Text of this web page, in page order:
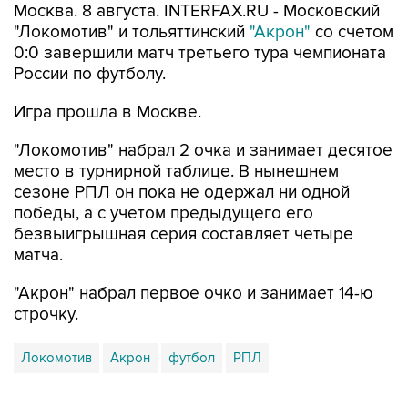
Москва. 8 августа. INTERFAX.RU - Московский
"Локомотив" и тольяттинский "Акрон" со счетом
0:0 завершили матч третьего тура чемпионата
России по футболу.
Игра прошла в Москве.
"Локомотив" набрал 2 очка и занимает десятое
место в турнирной таблице. В нынешнем
сезоне РПЛ он пока не одержал ни одной
победы, а с учетом предыдущего его
безвыигрышная серия составляет четыре
матча.
"Акрон" набрал первое очко и занимает 14-ю
строчку.
Локомотив Акрон футбол РПЛ